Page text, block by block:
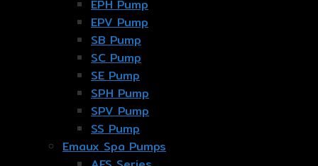
EPH Pump
EPV Pump
SB Pump
SC Pump
SE Pump
SPH Pump
SPV Pump
SS Pump
Emaux Spa Pumps